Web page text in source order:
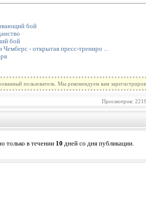
бой
бой
- открытая пресс-трениро ...
пользователь. Мы рекомендуем вам
Просмотров:
только в течении 10 дней со дня публикации.